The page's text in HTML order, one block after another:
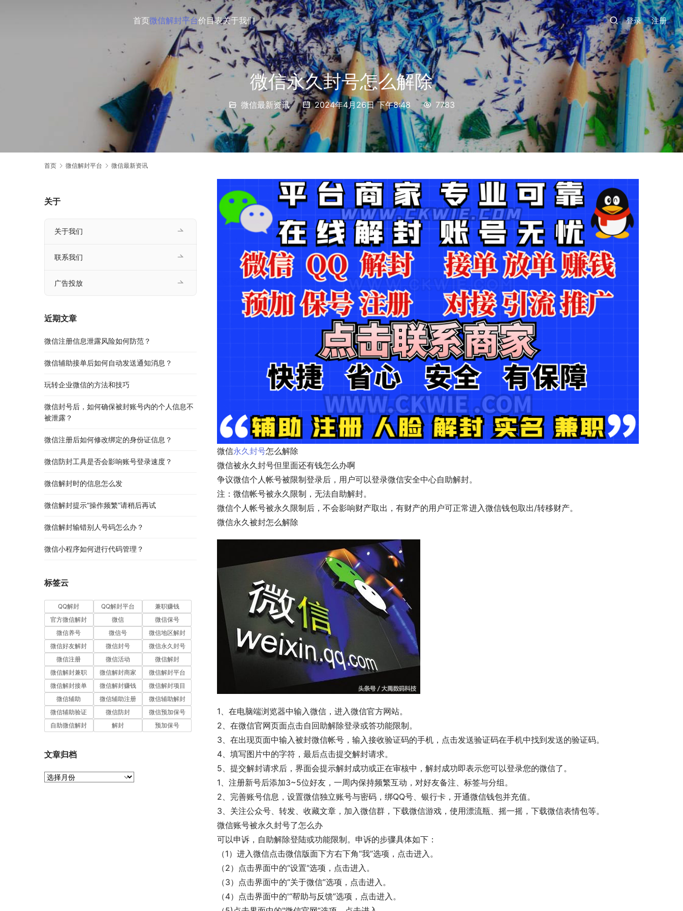
首页微信解封平台价目表关于我们 登录 注册
微信永久封号怎么解除
微信最新资讯 2024年4月26日 下午8:48 7783
首页 微信解封平台 微信最新资讯
微信永久封号怎么解除
微信被永久封号但里面还有钱怎么办啊
争议微信个人帐号被限制登录后，用户可以登录微信安全中心自助解封。
注：微信帐号被永久限制，无法自助解封。
微信个人帐号被永久限制后，不会影响财产取出，有财产的用户可正常进入微信钱包取出/转移财产。
微信永久被封怎么解除
1、在电脑端浏览器中输入微信，进入微信官方网站。
2、在微信官网页面点击自回助解除登录或答功能限制。
3、在出现页面中输入被封微信帐号，输入接收验证码的手机，点击发送验证码在手机中找到发送的验证码。
4、填写图片中的字符，最后点击提交解封请求。
5、提交解封请求后，界面会提示解封成功或正在审核中，解封成功即表示您可以登录您的微信了。
1、注册新号后添加3~5位好友，一周内保持频繁互动，对好友备注、标签与分组。
2、完善账号信息，设置微信独立账号与密码，绑QQ号、银行卡，开通微信钱包并充值。
3、关注公众号、转发、收藏文章，加入微信群，下载微信游戏，使用漂流瓶、摇一摇，下载微信表情包等。
微信账号被永久封号了怎么办
可以申诉，自助解除登陆或功能限制。申诉的步骤具体如下：
（1）进入微信点击微信版面下方右下角“我”选项，点击进入。
（2）点击界面中的“设置"选项，点击进入。
（3）点击界面中的“关于微信”选项，点击进入。
（4）点击界面中的'“帮助与反馈”选项，点击进入。
关于
关于我们
联系我们
广告投放
近期文章
微信注册信息泄露风险如何防范？
微信辅助接单后如何自动发送通知消息？
玩转企业微信的方法和技巧
微信封号后，如何确保被封账号内的个人信息不
被泄露？
微信注册后如何修改绑定的身份证信息？
微信防封工具是否会影响账号登录速度？
微信解封时的信息怎么发
微信解封提示“操作频繁”请稍后再试
微信解封输错别人号码怎么办？
微信小程序如何进行代码管理？
标签云
QQ解封 QQ解封平台
兼职赚钱
官方微信解封
微信
微信保号
微信养号
微信号
微信地区解封
微信好友解封
微信封号
微信永久封号
微信注册
微信活动
微信解封
微信解封兼职
微信解封商家
微信解封平台
微信解封接单
微信解封赚钱
微信解封项目
微信辅助
微信辅助注册
微信辅助解封
微信辅助验证
微信防封
微信预加保号
自助微信解封
解封 预加保号
文章归档
文